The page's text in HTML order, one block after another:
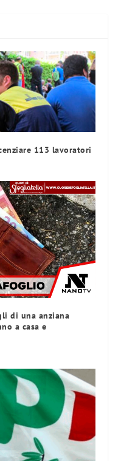
113 lavoratori
di una anziana
a casa e